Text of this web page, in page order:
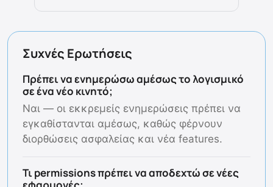
Συχνές Ερωτήσεις
Πρέπει να ενημερώσω αμέσως το λογισμικό
σε ένα νέο κινητό;
Ναι — οι εκκρεμείς ενημερώσεις πρέπει να
εγκαθίστανται αμέσως, καθώς φέρνουν
διορθώσεις ασφαλείας και νέα features.
Τι permissions πρέπει να αποδεχτώ σε νέες